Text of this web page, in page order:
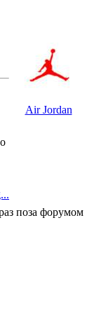
Air Jordan